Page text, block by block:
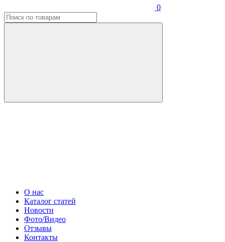
0
О нас
Каталог статей
Новости
Фото/Видео
Отзывы
Контакты